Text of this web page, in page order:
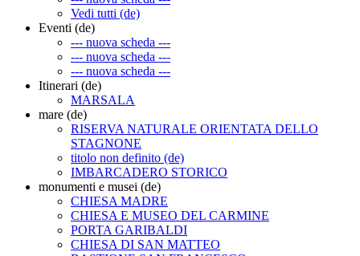
Vedi tutti (de)
Eventi (de)
--- nuova scheda ---
--- nuova scheda ---
--- nuova scheda ---
Itinerari (de)
MARSALA
mare (de)
RISERVA NATURALE ORIENTATA DELLO
STAGNONE
titolo non definito (de)
IMBARCADERO STORICO
monumenti e musei (de)
CHIESA MADRE
CHIESA E MUSEO DEL CARMINE
PORTA GARIBALDI
CHIESA DI SAN MATTEO